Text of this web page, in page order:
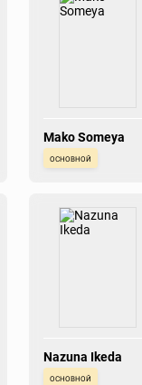
Mako Someya
основной
Nazuna Ikeda
основной